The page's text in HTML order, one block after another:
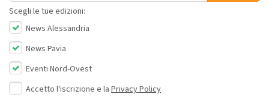
Scegli le tue edizioni:
News Alessandria
News Pavia
Eventi Nord-Ovest
Accetto l'iscrizione e la Privacy Policy